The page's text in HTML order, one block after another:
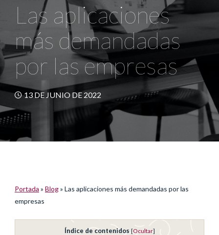
Las aplicaciones
más demandadas
por las empresas
13 DE JUNIO DE 2022
Portada » Blog» Las aplicaciones más demandadas por las
empresas
Índice de contenidos [Ocultar]